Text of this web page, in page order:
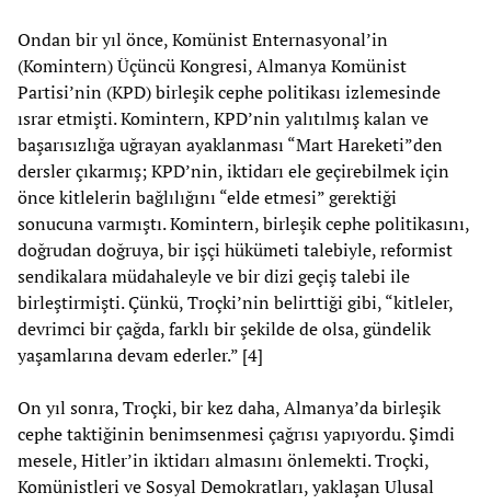
Ondan bir yıl önce, Komünist Enternasyonal’in
(Komintern) Üçüncü Kongresi, Almanya Komünist
Partisi’nin (KPD) birleşik cephe politikası izlemesinde
ısrar etmişti. Komintern, KPD’nin yalıtılmış kalan ve
başarısızlığa uğrayan ayaklanması “Mart Hareketi”den
dersler çıkarmış; KPD’nin, iktidarı ele geçirebilmek için
önce kitlelerin bağlılığını “elde etmesi” gerektiği
sonucuna varmıştı. Komintern, birleşik cephe politikasını,
doğrudan doğruya, bir işçi hükümeti talebiyle, reformist
sendikalara müdahaleyle ve bir dizi geçiş talebi ile
birleştirmişti. Çünkü, Troçki’nin belirttiği gibi, “kitleler,
devrimci bir çağda, farklı bir şekilde de olsa, gündelik
yaşamlarına devam ederler.” [4]
On yıl sonra, Troçki, bir kez daha, Almanya’da birleşik
cephe taktiğinin benimsenmesi çağrısı yapıyordu. Şimdi
mesele, Hitler’in iktidarı almasını önlemekti. Troçki,
Komünistleri ve Sosyal Demokratları, yaklaşan Ulusal